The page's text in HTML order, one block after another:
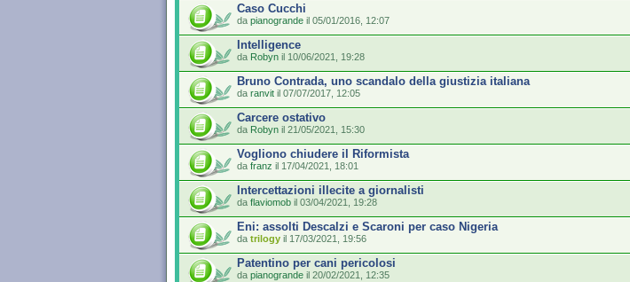
Caso Cucchi
da pianogrande il 05/01/2016, 12:07
Intelligence
da Robyn il 10/06/2021, 19:28
Bruno Contrada, uno scandalo della giustizia italiana
da ranvit il 07/07/2017, 12:05
Carcere ostativo
da Robyn il 21/05/2021, 15:30
Vogliono chiudere il Riformista
da franz il 17/04/2021, 18:01
Intercettazioni illecite a giornalisti
da flaviomob il 03/04/2021, 19:28
Eni: assolti Descalzi e Scaroni per caso Nigeria
da trilogy il 17/03/2021, 19:56
Patentino per cani pericolosi
da pianogrande il 20/02/2021, 12:35